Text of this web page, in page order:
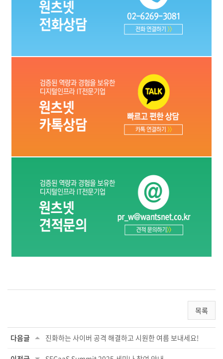
목록
다음글 진화하는 사이버 공격 해결하고 시원한 여름 보내세요!